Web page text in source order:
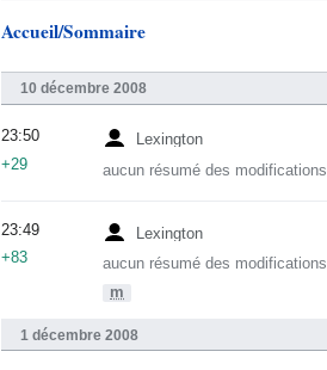
Aller
navigation
Aller
recherche
Accueil/Sommaire
10 décembre 2008
Lexington
aucun résumé des modifications
23:50
+29
Lexington
aucun résumé des modifications
m
23:49
+83
1 décembre 2008